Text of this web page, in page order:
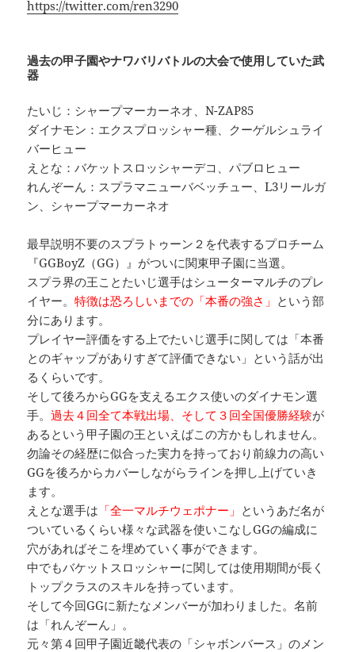
https://twitter.com/ren3290
過去の甲子園やナワバリバトルの大会で使用していた武
器
たいじ：シャープマーカーネオ、N-ZAP85
ダイナモン：エクスプロッシャー種、クーゲルシュライ
バーヒュー
えとな：バケットスロッシャーデコ、パブロヒュー
れんぞーん：スプラマニューバベッチュー、L3リールガ
ン、シャープマーカーネオ
最早説明不要のスプラトゥーン２を代表するプロチーム
『GGBoyZ（GG）』がついに関東甲子園に当選。
スプラ界の王ことたいじ選手はシューターマルチのプレ
イヤー。特徴は恐ろしいまでの「本番の強さ」 という部
分にあります。
プレイヤー評価をする上でたいじ選手に関しては「本番
とのギャップがありすぎて評価できない」という話が出
るくらいです。
そして後ろからGGを支えるエクス使いのダイナモン選
手。過去４回全て本戦出場、そして３回全国優勝経験が
あるという甲子園の王といえばこの方かもしれません。
勿論その経歴に似合った実力を持っており前線力の高い
GGを後ろからカバーしながらラインを押し上げていき
ます。
えとな選手は 「全一マルチウェポナー」 というあだ名が
ついているくらい様々な武器を使いこなしGGの編成に
穴があればそこを埋めていく事ができます。
中でもバケットスロッシャーに関しては使用期間が長く
トップクラスのスキルを持っています。
そして今回GGに新たなメンバーが加わりました。名前
は「れんぞーん」。
元々第４回甲子園近畿代表の「シャボンバース」のメン